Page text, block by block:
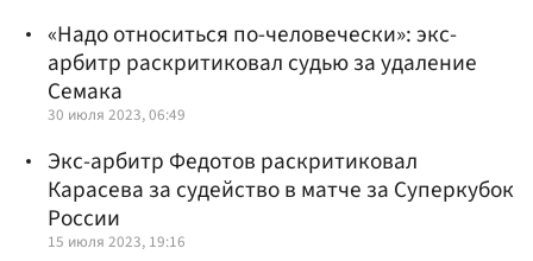
«Надо относиться по-человечески»: экс-
арбитр раскритиковал судью за удаление
Семака
30 июля 2023, 06:49
Экс-арбитр Федотов раскритиковал
Карасева за судейство в матче за Суперкубок
России
15 июля 2023, 19:16